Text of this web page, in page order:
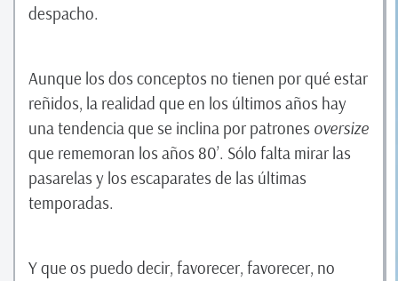
despacho.
Aunque los dos conceptos no tienen por qué estar
reñidos, la realidad que en los últimos años hay
una tendencia que se inclina por patrones oversize
que rememoran los años 80’. Sólo falta mirar las
pasarelas y los escaparates de las últimas
temporadas.
Y que os puedo decir, favorecer, favorecer, no